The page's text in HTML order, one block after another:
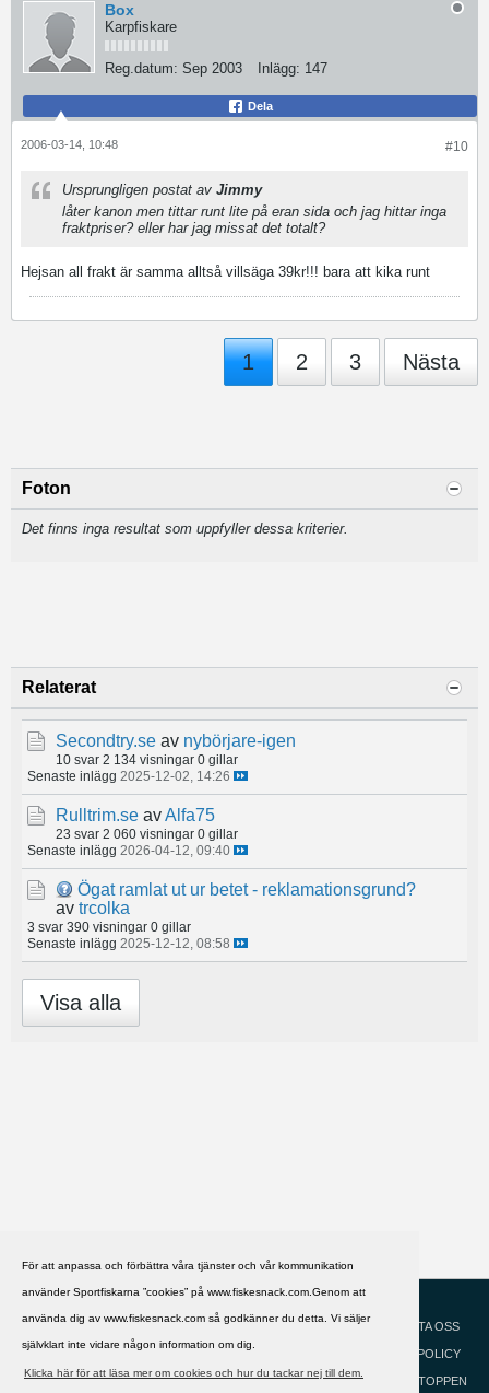
För att anpassa och förbättra våra tjänster och vår kommunikation
använder Sportfiskarna ”cookies” på www.fiskesnack.com.Genom att
använda dig av www.fiskesnack.com så godkänner du detta. Vi säljer
självklart inte vidare någon information om dig.
Klicka här för att läsa mer om cookies och hur du tackar nej till dem.
Box
Karpfiskare
Reg.datum: Sep 2003 Inlägg: 147
Dela
#10
2006-03-14, 10:48
Ursprungligen postat av Jimmy
låter kanon men tittar runt lite på eran sida och jag hittar inga
fraktpriser? eller har jag missat det totalt?
Hejsan all frakt är samma alltså villsäga 39kr!!! bara att kika runt
1 2 3 Nästa
Foton
Det finns inga resultat som uppfyller dessa kriterier.
Relaterat
Secondtry.se av nybörjare-igen
10 svar 2 134 visningar 0 gillar
Senaste inlägg 2025-12-02, 14:26
Rulltrim.se avAlfa75
23 svar 2 060 visningar 0 gillar
Senaste inlägg 2026-04-12, 09:40
Ögat ramlat ut ur betet - reklamationsgrund?
av trcolka
3 svar 390 visningar 0 gillar
Senaste inlägg 2025-12-12, 08:58
Visa alla
HJÄLP
KONTAKTA OSS
COOKIEPOLICY
GÅ TILL TOPPEN